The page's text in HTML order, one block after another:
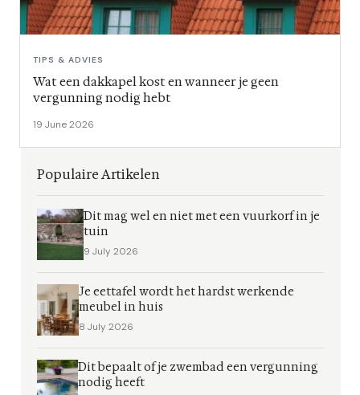
TIPS & ADVIES
Wat een dakkapel kost en wanneer je geen
vergunning nodig hebt
19 June 2026
Populaire Artikelen
Dit mag wel en niet met een vuurkorf in je
tuin
9 July 2026
Je eettafel wordt het hardst werkende
meubel in huis
8 July 2026
Dit bepaalt of je zwembad een vergunning
nodig heeft